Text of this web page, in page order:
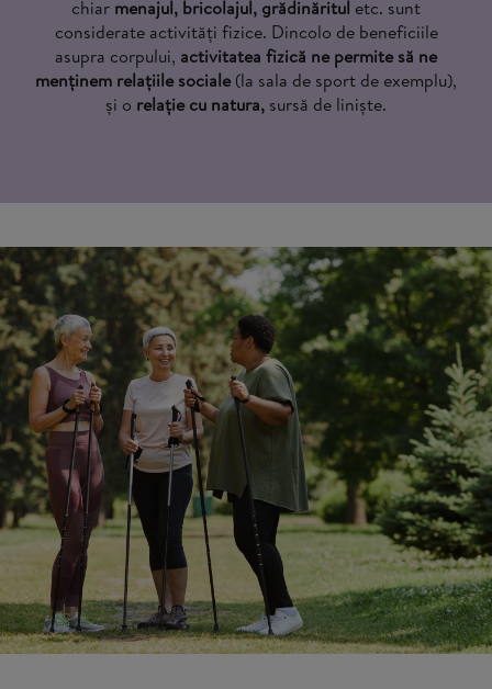
chiar menajul, bricolajul, grădinăritul etc. sunt
considerate activități fizice. Dincolo de beneficiile
asupra corpului, activitatea fizică ne permite să ne
menținem relațiile sociale(la sala de sport de exemplu),
și o relație cu natura, sursă de liniște.